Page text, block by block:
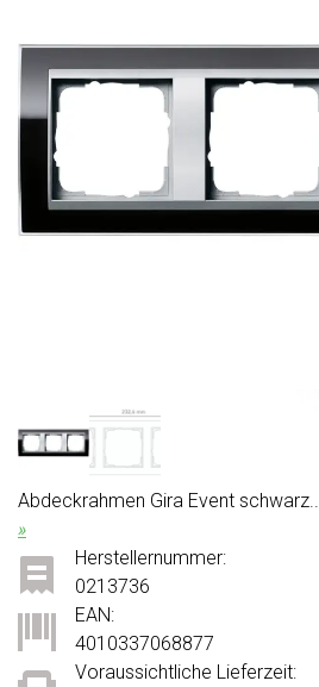
Abdeckrahmen Gira Event schwarz...
»
Voraussichtliche Lieferzeit:
Herstellernummer:
0213736
EAN:
4010337068877